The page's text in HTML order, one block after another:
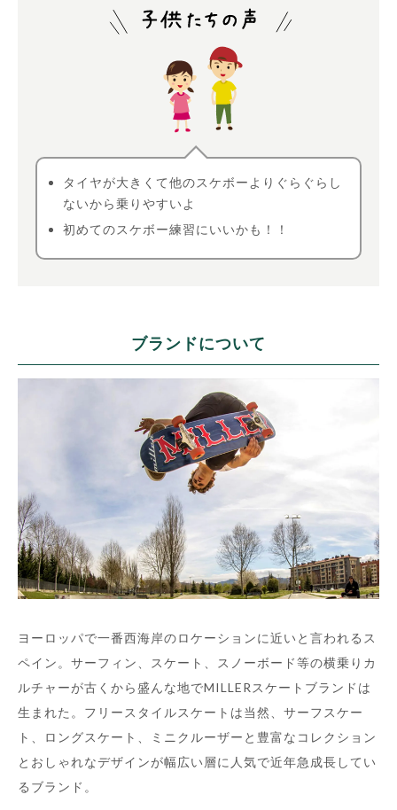
タイヤが大きくて他のスケボーよりぐらぐらし
ないから乗りやすいよ
初めてのスケボー練習にいいかも！！
ブランドについて
ヨーロッパで一番西海岸のロケーションに近いと言われるス
ペイン。サーフィン、スケート、スノーボード等の横乗りカ
ルチャーが古くから盛んな地でMILLERスケートブランドは
生まれた。フリースタイルスケートは当然、サーフスケー
ト、ロングスケート、ミニクルーザーと豊富なコレクション
とおしゃれなデザインが幅広い層に人気で近年急成長してい
るブランド。